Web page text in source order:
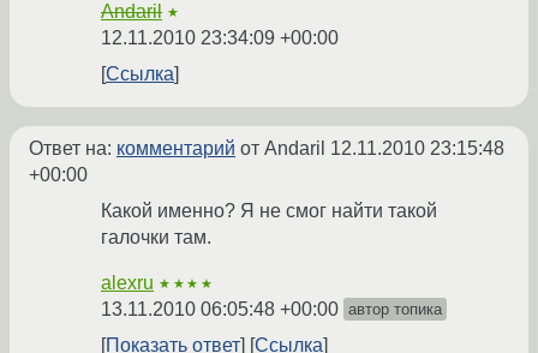
Andaril ★
12.11.2010 23:34:09 +00:00
Ссылка
Ответ на: комментарий от Andaril 12.11.2010 23:15:48
+00:00
Какой именно? Я не смог найти такой
галочки там.
alexru ★★★★
13.11.2010 06:05:48 +00:00 автор топика
Показать ответ Ссылка